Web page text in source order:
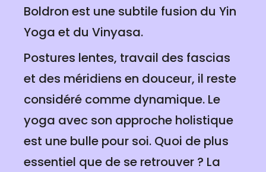
Boldron est une subtile fusion du Yin
Yoga et du Vinyasa.
Postures lentes, travail des fascias
et des méridiens en douceur, il reste
considéré comme dynamique. Le
yoga avec son approche holistique
est une bulle pour soi. Quoi de plus
essentiel que de se retrouver ? La